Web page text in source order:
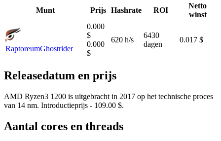
Munt
Prijs Hashrate ROI
Netto
winst
RaptoreumGhostrider
0.000
$
0.000
$
620 h/s
6430
dagen
0.017 $
Releasedatum en prijs
AMD Ryzen3 1200 is uitgebracht in 2017 op het technische proces
van 14 nm. Introductieprijs - 109.00 $.
Aantal cores en threads